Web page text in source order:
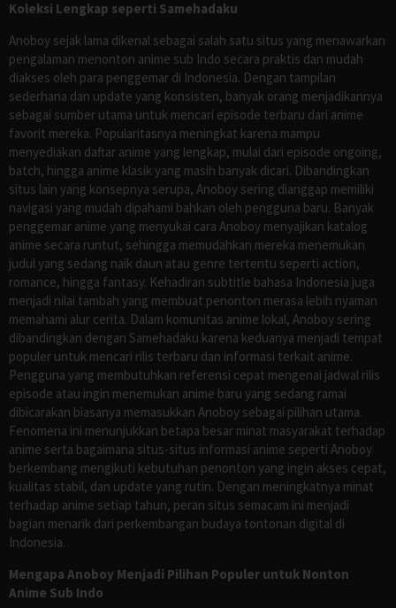
Koleksi Lengkap seperti Samehadaku
Anoboy sejak lama dikenal sebagai salah satu situs yang menawarkan
pengalaman menonton anime sub Indo secara praktis dan mudah
diakses oleh para penggemar di Indonesia. Dengan tampilan
sederhana dan update yang konsisten, banyak orang menjadikannya
sebagai sumber utama untuk mencari episode terbaru dari anime
favorit mereka. Popularitasnya meningkat karena mampu
menyediakan daftar anime yang lengkap, mulai dari episode ongoing,
batch, hingga anime klasik yang masih banyak dicari. Dibandingkan
situs lain yang konsepnya serupa, Anoboy sering dianggap memiliki
navigasi yang mudah dipahami bahkan oleh pengguna baru. Banyak
penggemar anime yang menyukai cara Anoboy menyajikan katalog
anime secara runtut, sehingga memudahkan mereka menemukan
judul yang sedang naik daun atau genre tertentu seperti action,
romance, hingga fantasy. Kehadiran subtitle bahasa Indonesia juga
menjadi nilai tambah yang membuat penonton merasa lebih nyaman
memahami alur cerita. Dalam komunitas anime lokal, Anoboy sering
dibandingkan dengan Samehadaku karena keduanya menjadi tempat
populer untuk mencari rilis terbaru dan informasi terkait anime.
Pengguna yang membutuhkan referensi cepat mengenai jadwal rilis
episode atau ingin menemukan anime baru yang sedang ramai
dibicarakan biasanya memasukkan Anoboy sebagai pilihan utama.
Fenomena ini menunjukkan betapa besar minat masyarakat terhadap
anime serta bagaimana situs-situs informasi anime seperti Anoboy
berkembang mengikuti kebutuhan penonton yang ingin akses cepat,
kualitas stabil, dan update yang rutin. Dengan meningkatnya minat
terhadap anime setiap tahun, peran situs semacam ini menjadi
bagian menarik dari perkembangan budaya tontonan digital di
Indonesia.
Mengapa Anoboy Menjadi Pilihan Populer untuk Nonton
Anime Sub Indo